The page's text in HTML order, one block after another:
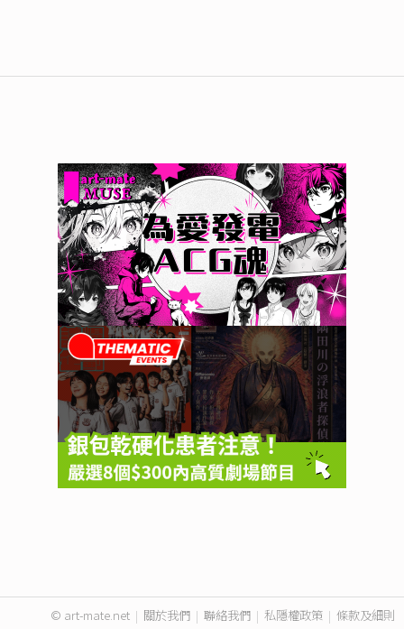
© art-mate.net | 關於我們 | 聯絡我們 | 私隱權政策 | 條款及細則